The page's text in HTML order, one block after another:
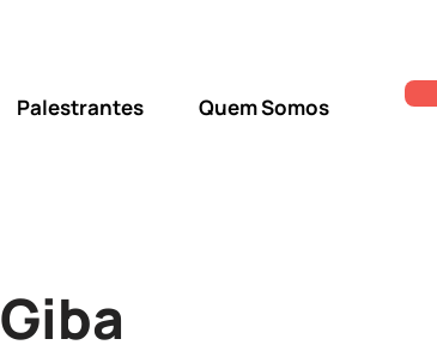
Palestrantes Quem Somos
Giba